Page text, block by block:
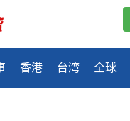
香港 台湾 全球